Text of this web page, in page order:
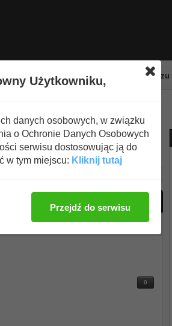
Spalacze tłuszczu
zawartość
#21
0
Użytkowniku,
danych osobowych, w związku
o Ochronie Danych Osobowych
serwisu dostosowując ją do
w tym miejscu: Kliknij tutaj
Przejdź do serwisu